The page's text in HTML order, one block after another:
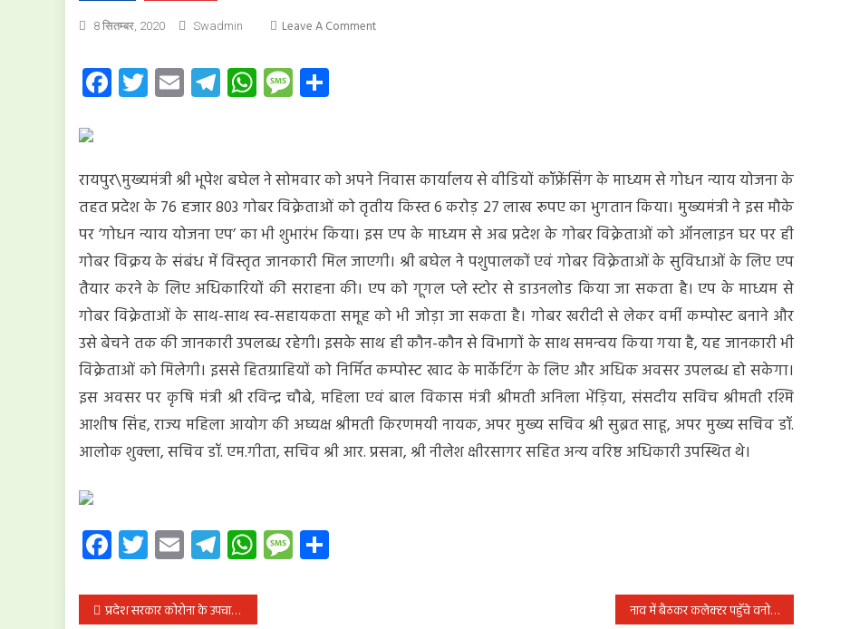
8 सितम्बर, 2020 Swadmin Leave A CommentOn
किया
लोकार्पण
Facebook
Twitter
EmailTelegram
WhatsApp
Message
रायपुर\मुख्यमंत्री श्री भूपेश बघेल ने सोमवार को अपने निवास कार्यालय से वीडियों कॉफ्रेंसिंग के माध्यम से गोधन न्याय योजना के
तहत प्रदेश के 76 हजार 803 गोबर विक्रेताओं को तृतीय किस्त 6 करोड़ 27 लाख रूपए का भुगतान किया। मुख्यमंत्री ने इस मौके
पर ’गोधन न्याय योजना एप’ का भी शुभारंभ किया। इस एप के माध्यम से अब प्रदेश के गोबर विक्रेताओं को ऑनलाइन घर पर ही
गोबर विक्रय के संबंध में विस्तृत जानकारी मिल जाएगी। श्री बघेल ने पशुपालकों एवं गोबर विक्रेताओं के सुविधाओं के लिए एप
तैयार करने के लिए अधिकारियों की सराहना की। एप को गूगल प्ले स्टोर से डाउनलोड किया जा सकता है। एप के माध्यम से
गोबर विक्रेताओं के साथ-साथ स्व-सहायकता समूह को भी जोड़ा जा सकता है। गोबर खरीदी से लेकर वर्मी कम्पोस्ट बनाने और
उसे बेचने तक की जानकारी उपलब्ध रहेगी। इसके साथ ही कौन-कौन से विभागों के साथ समन्वय किया गया है, यह जानकारी भी
विक्रेताओं को मिलेगी। इससे हितग्राहियों को निर्मित कम्पोस्ट खाद के मार्केटिंग के लिए और अधिक अवसर उपलब्ध हो सकेगा।
इस अवसर पर कृषि मंत्री श्री रविन्द्र चौबे, महिला एवं बाल विकास मंत्री श्रीमती अनिला भेंड़िया, संसदीय सविच श्रीमती रश्मि
आशीष सिंह, राज्य महिला आयोग की अघ्यक्ष श्रीमती किरणमयी नायक, अपर मुख्य सचिव श्री सुब्रत साहू, अपर मुख्य सचिव डॉ.
आलोक शुक्ला, सचिव डॉ. एम.गीता, सचिव श्री आर. प्रसन्ना, श्री नीलेश क्षीरसागर सहित अन्य वरिष्ठ अधिकारी उपस्थित थे।
Facebook
Twitter
EmailTelegram
WhatsApp
Message
पोस्ट
प्रदेश सरकार कोरोना के उपचार के बजाय अब आइसोलेशन पर जोर देकर अपने निकम्मेपन को ढँकने की राह पर : भाजपा नाव में बैठकर कलेक्टर पहुॅचे वनो से आच्छादित ग्राम परसहापारा